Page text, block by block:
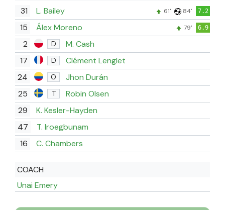
31
L. Bailey 61' 84' 7.2
15 Álex Moreno 79' 6.9
2 D
M. Cash
17
D
Clément Lenglet
24
O
Jhon Durán
25
T
Robin Olsen
29
K. Kesler-Hayden
47
T. Iroegbunam
16
C. Chambers
COACH
Unai Emery